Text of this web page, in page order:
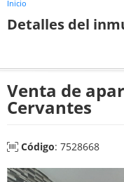
Inicio
Detalles del
Venta de
Cervantes
Código: 7528668